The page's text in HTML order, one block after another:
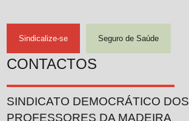
Sindicalize-se Seguro de Saúde
CONTACTOS
SINDICATO DEMOCRÁTICO DOS
PROFESSORES DA MADEIRA